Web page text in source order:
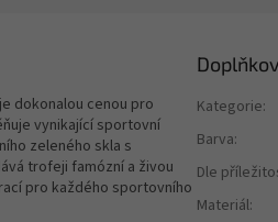
dokonalou cenou pro
vynikající sportovní
zeleného skla s
trofeji famózní a živou
pro každého sportovního
Kategorie:
Barva:
Dle
Materiál: